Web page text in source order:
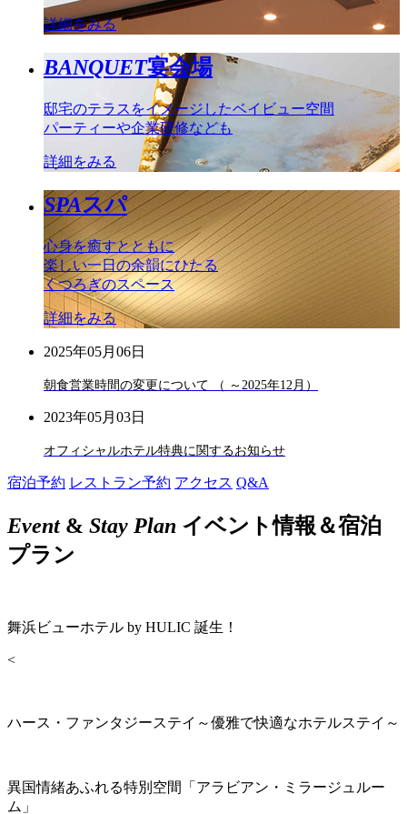
詳細をみる
BANQUET宴会場
邸宅のテラスをイメージしたベイビュー空間
パーティーや企業研修なども
詳細をみる
SPAスパ
心身を癒すとともに
楽しい一日の余韻にひたる
くつろぎのスペース
詳細をみる
2025年05月06日
朝食営業時間の変更について （ ～2025年12月）
2023年05月03日
オフィシャルホテル特典に関するお知らせ
宿泊予約 レストラン予約 アクセス Q&A
Event& Stay Plan イベント情報＆宿泊
プラン
舞浜ビューホテル by HULIC 誕生！
<
ハース・ファンタジーステイ～優雅で快適なホテルステイ～
異国情緒あふれる特別空間「アラビアン・ミラージュルー
ム」